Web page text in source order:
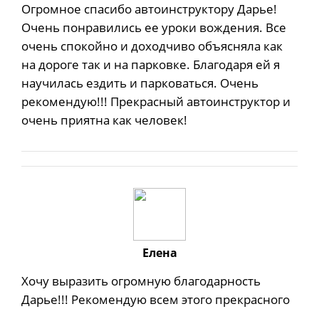
Огромное спасибо автоинструктору Дарье!
Очень понравились ее уроки вождения. Все
очень спокойно и доходчиво объясняла как
на дороге так и на парковке. Благодаря ей я
научилась ездить и парковаться. Очень
рекомендую!!! Прекрасный автоинструктор и
очень приятна как человек!
Елена
Хочу выразить огромную благодарность
Дарье!!! Рекомендую всем этого прекрасного